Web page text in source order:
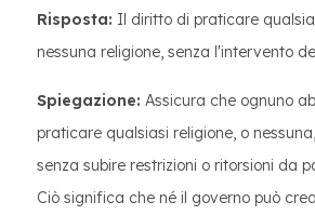
Risposta: Il diritto di praticare
nessuna religione, senza l'intervento
Spiegazione: Assicura che ognuno
praticare qualsiasi religione, o
senza subire restrizioni o ritorsioni da
Ciò significa che né il governo può